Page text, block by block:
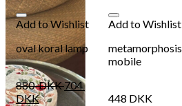
Add to Wishlist
oval koral lamp
880DKK 704
DKK
Add to Wishlist
metamorphosis
mobile
448 DKK